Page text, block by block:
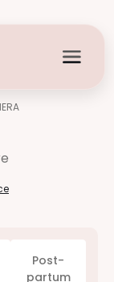
Post-
partum